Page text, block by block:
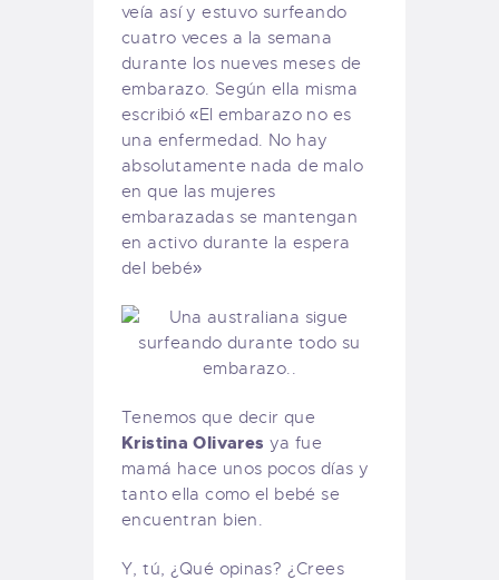
veía así y estuvo surfeando
cuatro veces a la semana
durante los nueves meses de
embarazo. Según ella misma
escribió «El embarazo no es
una enfermedad. No hay
absolutamente nada de malo
en que las mujeres
embarazadas se mantengan
en activo durante la espera
del bebé»
Tenemos que decir que
Kristina Olivares ya fue
mamá hace unos pocos días y
tanto ella como el bebé se
encuentran bien.
Y, tú, ¿Qué opinas? ¿Crees